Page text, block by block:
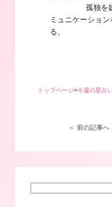
孤独を嫌い
ミュニケーショ
る。
トップページ>今週の星占
＜ 前の記事へ